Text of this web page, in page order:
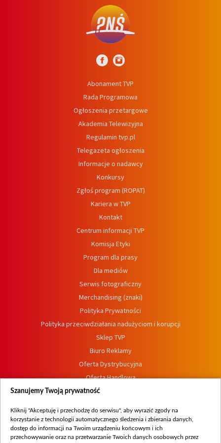
Abonament TVP
Rada Programowa
Ogłoszenia przetargowe
Akademia Telewizyjna
Regulamin tvp.pl
Telegazeta ogłoszenia
Informacje o nadawcy
Konkursy
Zgłoś program (ROPAT)
Kariera w TVP
Kontakt
Centrum informacji TVP
Komisja Etyki
Program dla prasy
Dla mediów
Serwis fotograficzny
Merchandising (znaki)
Polityka Prywatności
Polityka przeciwdziałania nadużyciom i korupcji
Sklep TVP
Biuro Reklamy
Oferta Dystrybucyjna
Oferta Handlowa
Dostępność
Procedura zgłoszeń wewnętrznych
Szanujemy Twoją prywatność
Kliknij "Akceptuję i przechodzę do serwisu", aby wyrazić zgody na
korzystanie z technologii automatycznego śledzenia i zbierania danych,
dostęp do informacji na Twoim urządzeniu końcowym i ich
przechowywanie oraz na przetwarzanie Twoich danych osobowych przez